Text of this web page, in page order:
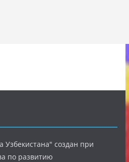
создан при
по развитию